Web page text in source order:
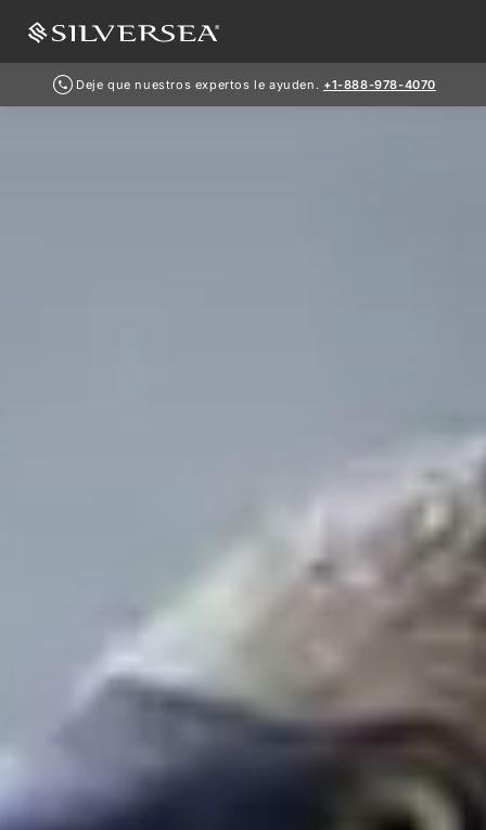
Deje que nuestros expertos le ayuden. +1-888-978-4070